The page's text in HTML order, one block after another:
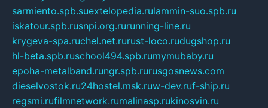
sarmiento.spb.suextelopedia.rulammin-suo.spb.ru
iskatour.spb.rusnpi.org.rurunning-line.ru
krygeva-spa.ruchel.net.rurust-loco.rudugshop.ru
hl-beta.spb.ruschool494.spb.rumymubaby.ru
epoha-metalband.rungr.spb.rurusgosnews.com
dieselvostok.ru24hostel.msk.ruw-dev.ruf-ship.ru
regsmi.rufilmnetwork.rumalinasp.rukinosvin.ru